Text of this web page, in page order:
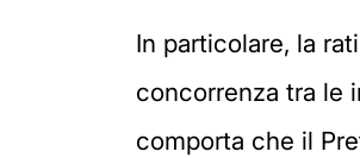
In particolare, la
concorrenza tra le
comporta che il